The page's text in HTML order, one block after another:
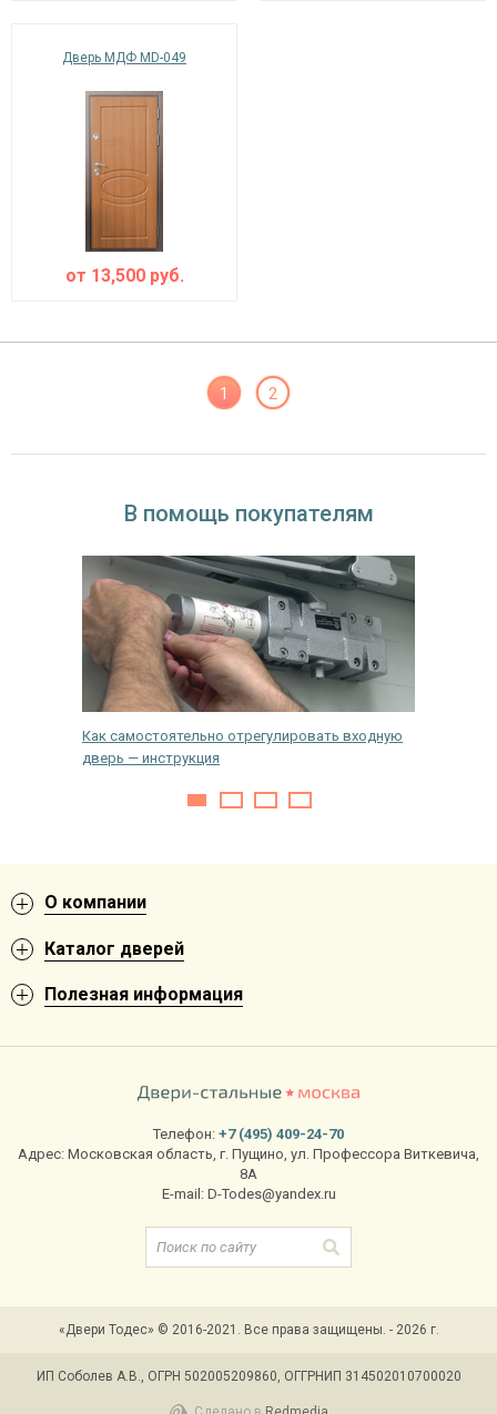
Дверь МДФ MD-049
от 13,500руб.
1 2
В помощь покупателям
Как самостоятельно отрегулировать входную
дверь — инструкция
О компании
Каталог дверей
Полезная информация
Телефон: +7 (495) 409-24-70
Адрес: Московская область, г. Пущино, ул. Профессора Виткевича,
8А
E-mail: D-Todes@yandex.ru
«Двери Тодес» © 2016-2021. Все права защищены. - 2026 г.
ИП Соболев А.В., ОГРН 502005209860, ОГГРНИП 314502010700020